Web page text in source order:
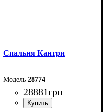
Спальня Кантри
28774
28881грн